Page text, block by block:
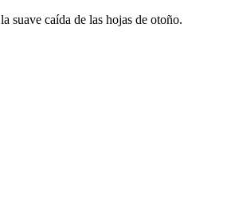
suave caída de las hojas de otoño.